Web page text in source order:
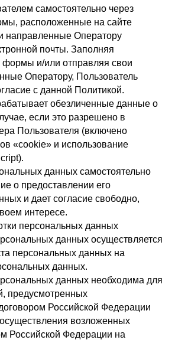
самостоятельно через
расположенные на сайте
направленные Оператору
почты. Заполняя
формы и/или отправляя свои
Оператору, Пользователь
с данной Политикой.
обезличенные данные о
если это разрешено в
Пользователя (включено
«cookie» и использование
данных самостоятельно
о предоставлении его
и дает согласие свободно,
интересе.
персональных данных
данных осуществляется
персональных данных на
данных.
данных необходима для
предусмотренных
Российской Федерации
возложенных
Российской Федерации на